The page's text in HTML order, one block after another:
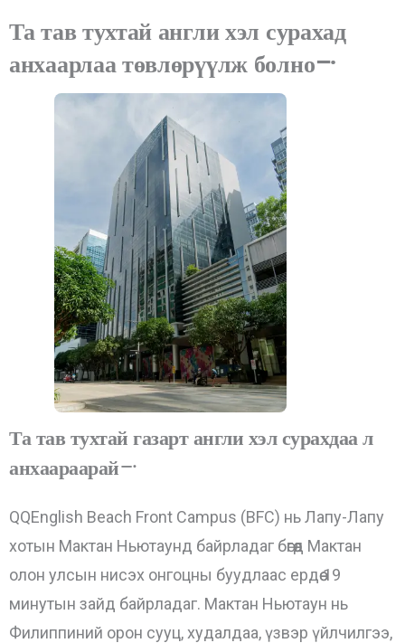
Та тав тухтай англи хэл сурахад
анхаарлаа төвлөрүүлж болно!
Та тав тухтай газарт англи хэл сурахдаа л
анхаараарай!
QQEnglish Beach Front Campus (BFC) нь Лапу-Лапу
хотын Мактан Ньютаунд байрладаг бөгөөд Мактан
олон улсын нисэх онгоцны буудлаас ердөө 19
минутын зайд байрладаг. Мактан Ньютаун нь
Филиппиний орон сууц, худалдаа, үзвэр үйлчилгээ,